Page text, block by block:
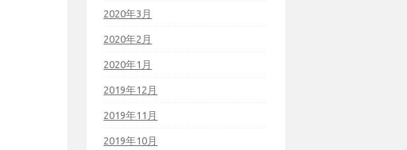
2020年3月
2020年2月
2020年1月
2019年12月
2019年11月
2019年10月